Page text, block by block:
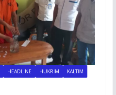
HEADLINE HUKRIM
KALTIM